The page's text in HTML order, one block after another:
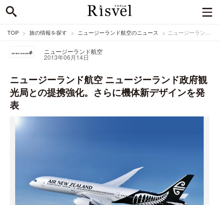
TOP 旅の情報を探す ニュージーランド航空のニュース ニュージーランド航空 ニュージーランド政府観光局との提携強化。さらに機体新デザインを発表
ニュージーランド航空
2013年06月14日
ニュージーランド航空 ニュージーランド政府観
光局との提携強化。さらに機体新デザインを発
表